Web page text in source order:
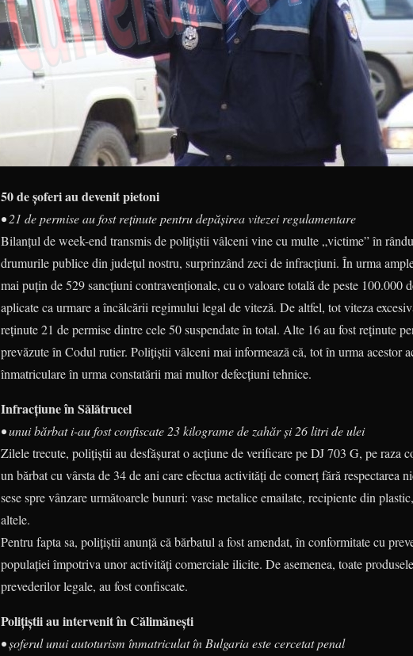
50 de șoferi au devenit pietoni
• 21 de permise au fost reținute pentru depășirea vitezei regulamentare
Bilanțul de week-end transmis de polițiștii vâlceni vine cu multe „victime” în
drumurile publice din județul nostru, surprinzând zeci de infracțiuni. În urma
mai puțin de 529 sancțiuni contravenționale, cu o valoare totală de peste 100.000
aplicate ca urmare a încălcării regimului legal de viteză. De altfel, tot viteza
reținute 21 de permise dintre cele 50 suspendate în total. Alte 16 au fost reținute
prevăzute în Codul rutier. Polițiștii vâlceni mai informează că, tot în urma acestor
înmatriculare în urma constatării mai multor defecțiuni tehnice.
Infracțiune în Sălătrucel
• unui bărbat i-au fost confiscate 23 kilograme de zahăr și 26 litri de ulei
Zilele trecute, polițiștii au desfășurat o acțiune de verificare pe DJ 703 G, pe raza
un bărbat cu vârsta de 34 de ani care efectua activități de comerț fără
sese spre vânzare următoa­rele bunuri: vase metalice emailate, recipiente din
altele.
Pentru fapta sa, polițiștii anunță că bărbatul a fost amendat, în conformitate cu
popula­ţiei împotriva unor activităţi comer­ciale ilicite. De asemenea, toate
prevederilor legale, au fost confiscate.
Polițiștii au intervenit în Călimănești
• șoferul unui autoturism înmatriculat în Bulgaria este cercetat penal